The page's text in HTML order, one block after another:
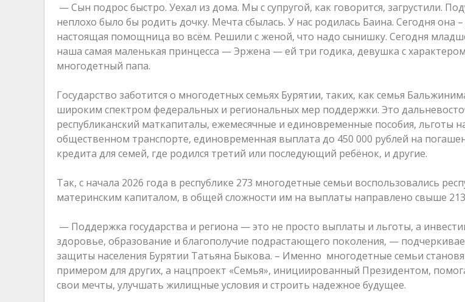
— Сын подрос быстро. Уехал из дома. Мы с супругой, как говорится, загрустили.
неплохо было бы родить дочку. Мечта сбылась. У нас родилась Баина. Сегодня она –
настоящая помощница во всём. Решили с женой, что надо сынишку. Сегодня
наша самая маленькая принцесса — Эржена — ей три годика, девушка с
многодетный папа.
Государство заботится о многодетных семьях Бурятии, таких, как семья
широким спектром федеральных и региональных мер поддержки. Это
республиканский маткапиталы, ежемесячные и единовременные пособия, льготы
общественном транспорте, единовременная выплата до 450 000 рублей на
кредита для семей, где родился третий или последующий ребёнок, и другие.
Так, с начала 2026 года в республике 273 многодетные семьи воспользовались
материнским капиталом, в общей сложности им на выплаты направлено свыше
— Поддержка государства и региона — это не просто выплаты и льготы, а
здоровье, образование и благополучие подрастающего поколения, —
защиты населения Бурятии Татьяна Быкова. – Именно многодетные семьи
примером для других, а нацпроект «Семья», инициированный Президентом,
свои мечты, улучшать жилищные условия и строить надежное будущее.